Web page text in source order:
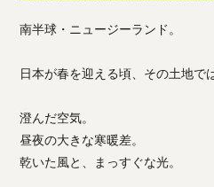
南半球・ニュージーランド。
日本が春を迎える頃、その土地で
澄んだ空気。
昼夜の大きな寒暖差。
乾いた風と、まっすぐな光。